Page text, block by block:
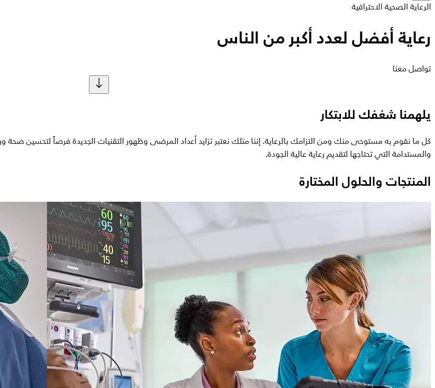
الرعاية الصحية الاحترافية
رعاية أفضل لعدد أكبر من الناس
تواصل معنا
يلهمنا شغفك للابتكار
كل ما نقوم به مستوحى منك ومن التزامك بالرعاية. إننا مثلك نعتبر تزايد أعداد المرضى وظهور التقنيات الجديدة فرصاً لتحسين
والمستدامة التي تحتاجها لتقديم رعاية عالية الجودة.
المنتجات والحلول المختارة